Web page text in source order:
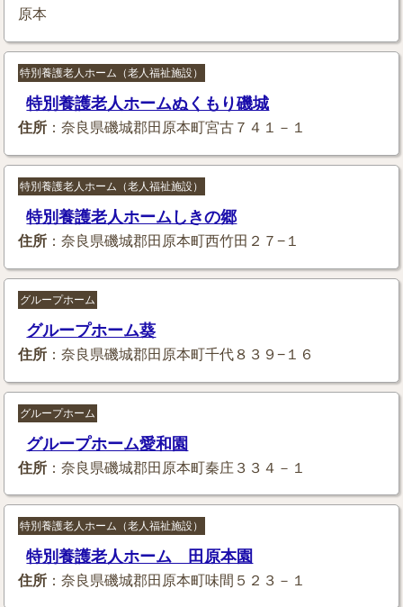
原本
特別養護老人ホーム（老人福祉施設）
特別養護老人ホームぬくもり磯城
住所 ：奈良県磯城郡田原本町宮古７４１－１
特別養護老人ホーム（老人福祉施設）
特別養護老人ホームしきの郷
住所 ：奈良県磯城郡田原本町西竹田２７−１
グループホーム
グループホーム葵
住所 ：奈良県磯城郡田原本町千代８３９−１６
グループホーム
グループホーム愛和園
住所 ：奈良県磯城郡田原本町秦庄３３４－１
特別養護老人ホーム（老人福祉施設）
特別養護老人ホーム 田原本園
住所 ：奈良県磯城郡田原本町味間５２３－１